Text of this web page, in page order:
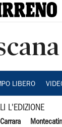
LIBERO
L'EDIZIONE